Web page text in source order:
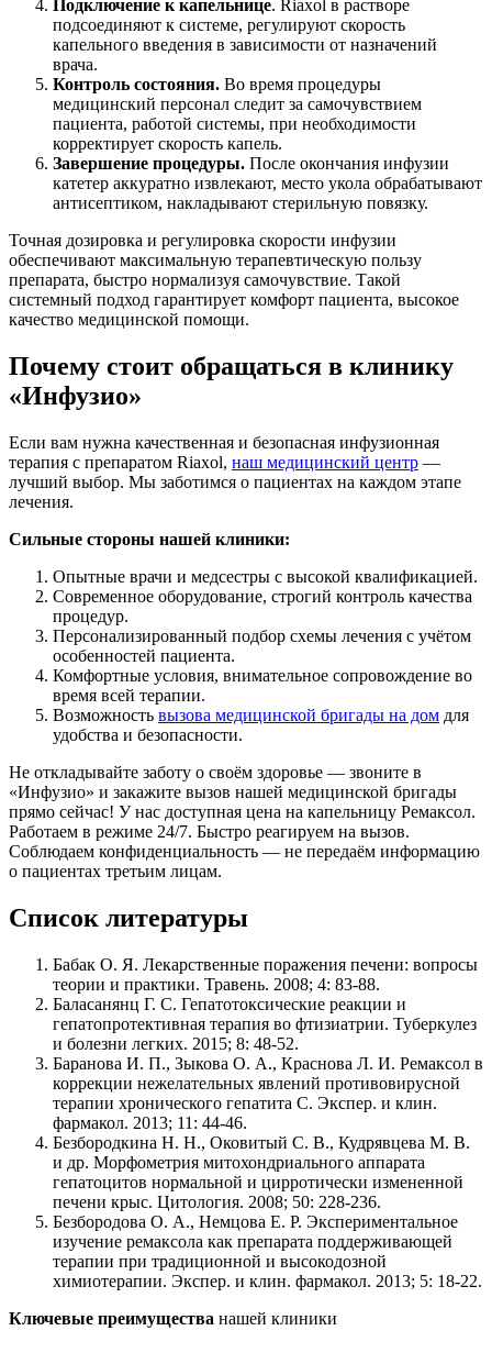
Подключение к капельнице. Riaxol в растворе
подсоединяют к системе, регулируют скорость
капельного введения в зависимости от назначений
врача.
Контроль состояния. Во время процедуры
медицинский персонал следит за самочувствием
пациента, работой системы, при необходимости
корректирует скорость капель.
Завершение процедуры. После окончания инфузии
катетер аккуратно извлекают, место укола обрабатывают
антисептиком, накладывают стерильную повязку.
Точная дозировка и регулировка скорости инфузии
обеспечивают максимальную терапевтическую пользу
препарата, быстро нормализуя самочувствие. Такой
системный подход гарантирует комфорт пациента, высокое
качество медицинской помощи.
Почему стоит обращаться в клинику
«Инфузио»
Если вам нужна качественная и безопасная инфузионная
терапия с препаратом Riaxol, наш медицинский центр —
лучший выбор. Мы заботимся о пациентах на каждом этапе
лечения.
Сильные стороны нашей клиники:
Опытные врачи и медсестры с высокой квалификацией.
Современное оборудование, строгий контроль качества
процедур.
Персонализированный подбор схемы лечения с учётом
особенностей пациента.
Комфортные условия, внимательное сопровождение во
время всей терапии.
Возможность вызова медицинской бригады на дом для
удобства и безопасности.
Не откладывайте заботу о своём здоровье — звоните в
«Инфузио» и закажите вызов нашей медицинской бригады
прямо сейчас! У нас доступная цена на капельницу Ремаксол.
Работаем в режиме 24/7. Быстро реагируем на вызов.
Соблюдаем конфиденциальность ― не передаём информацию
о пациентах третьим лицам.
Список литературы
Бабак О. Я. Лекарственные поражения печени: вопросы
теории и практики. Травень. 2008; 4: 83-88.
Баласанянц Г. С. Гепатотоксические реакции и
гепатопротективная терапия во фтизиатрии. Туберкулез
и болезни легких. 2015; 8: 48-52.
Баранова И. П., Зыкова О. А., Краснова Л. И. Ремаксол в
коррекции нежелательных явлений противовирусной
терапии хронического гепатита С. Экспер. и клин.
фармакол. 2013; 11: 44-46.
Безбородкина Н. Н., Оковитый С. В., Кудрявцева М. В.
и др. Морфометрия митохондриального аппарата
гепатоцитов нормальной и цирротически измененной
печени крыс. Цитология. 2008; 50: 228-236.
Безбородова О. А., Немцова Е. Р. Экспериментальное
изучение ремаксола как препарата поддерживающей
терапии при традиционной и высокодозной
химиотерапии. Экспер. и клин. фармакол. 2013; 5: 18-22.
Ключевые преимущества нашей клиники